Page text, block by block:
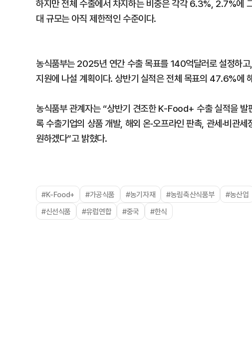
하지만 전체 수출에서 차지하는 비중은 각각 6.3%, 2.7%에
대 규모는 아직 제한적인 수준이다.
농식품부는 2025년 연간 수출 목표를 140억달러로 설정하고
지원에 나설 계획이다. 상반기 실적은 전체 목표의 47.6%에
농식품부 관계자는 “상반기 견조한 K-Food+ 수출 실적을
록 수출기업의 상품 개발, 해외 온·오프라인 판촉, 관세·비관
원하겠다”고 밝혔다.
#K-Food+ #가공식품 #농기자재 #농림축산식품부 #농산업
#신선식품
#유럽연합 #중국 #한식